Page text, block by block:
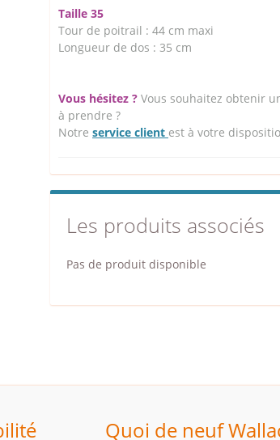
Taille 35
Tour de poitrail : 44 cm maxi
Longueur de dos : 35 cm
Vous hésitez ? Vous souhaitez obtenir
à prendre ?
Notre service client est à votre
Les produits associés
Pas de produit disponible
Quoi de neuf